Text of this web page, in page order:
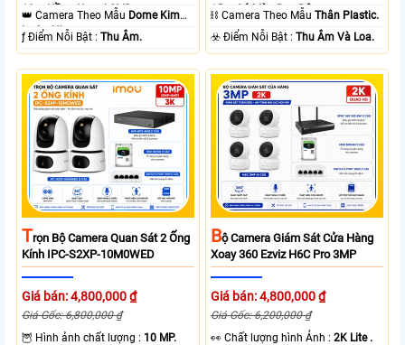
10m Hồng Ngoại SMD.
👑 Camera Theo Mẫu Dome Kim
loại + Nhựa.
️ƒ Điểm Nỗi Bật :Thu Âm.
15m Có Màu Ban Ðêm.
⛓ Camera Theo MẫuThân Plastic.
️☣️ Điểm Nỗi Bật :Thu Âm Và Loa.
TRọn Bộ Camera Quan Sát 2 Ống
Kính IPC-S2XP-10M0WED
Giá bán: 4,800,000 ₫
Giá Gốc: 6,800,000 ₫
🦉 Hình ảnh chất lượng : 10 MP.
BỘ Camera Giám Sát Cửa Hàng
Xoay 360 Ezviz H6C Pro 3MP
Giá bán: 4,800,000 ₫
Giá Gốc: 6,200,000 ₫
️👀 Chất lượng hình Ảnh :2K Lite .